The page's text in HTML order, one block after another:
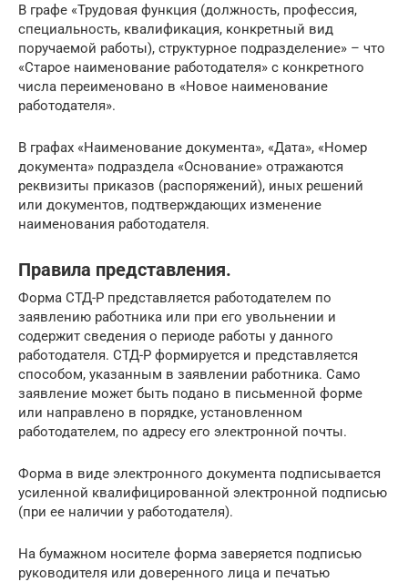
В графе «Трудовая функция (должность, профессия,
специальность, квалификация, конкретный вид
поручаемой работы), структурное подразделение» – что
«Старое наименование работодателя» с конкретного
числа переименовано в «Новое наименование
работодателя».
В графах «Наименование документа», «Дата», «Номер
документа» подраздела «Основание» отражаются
реквизиты приказов (распоряжений), иных решений
или документов, подтверждающих изменение
наименования работодателя.
Правила представления.
Форма СТД-Р представляется работодателем по
заявлению работника или при его увольнении и
содержит сведения о периоде работы у данного
работодателя. СТД-Р формируется и представляется
способом, указанным в заявлении работника. Само
заявление может быть подано в письменной форме
или направлено в порядке, установленном
работодателем, по адресу его электронной почты.
Форма в виде электронного документа подписывается
усиленной квалифицированной электронной подписью
(при ее наличии у работодателя).
На бумажном носителе форма заверяется подписью
руководителя или доверенного лица и печатью